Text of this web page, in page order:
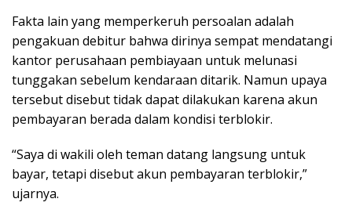
Fakta lain yang memperkeruh persoalan adalah
pengakuan debitur bahwa dirinya sempat mendatangi
kantor perusahaan pembiayaan untuk melunasi
tunggakan sebelum kendaraan ditarik. Namun upaya
tersebut disebut tidak dapat dilakukan karena akun
pembayaran berada dalam kondisi terblokir.
“Saya di wakili oleh teman datang langsung untuk
bayar, tetapi disebut akun pembayaran terblokir,”
ujarnya.